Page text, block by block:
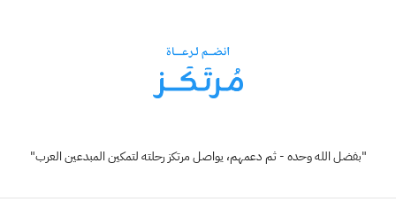
"بفضل الله وحده - ثم دعمهم، يواصل مرتكز رحلته لتمكين المبدعين العرب"